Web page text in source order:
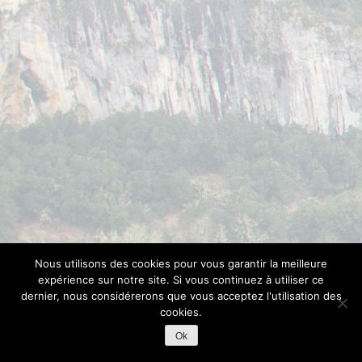
Nous utilisons des cookies pour vous garantir la meilleure
expérience sur notre site. Si vous continuez à utiliser ce
dernier, nous considérerons que vous acceptez l'utilisation des
cookies.
Ok